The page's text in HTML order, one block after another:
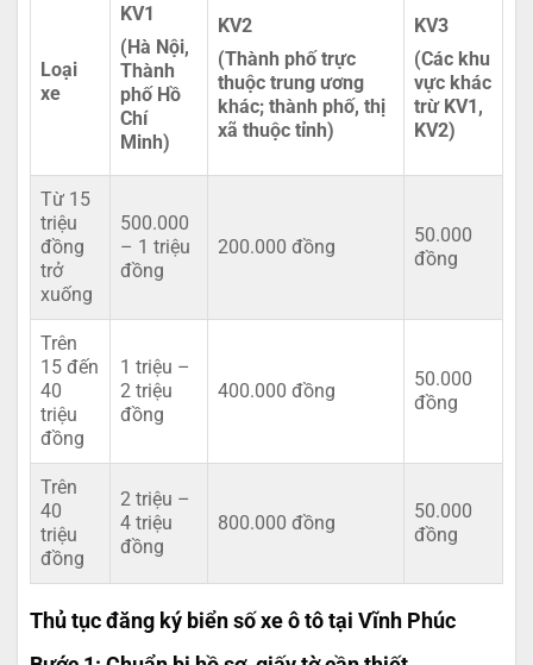
Loại
xe
KV1
(Hà Nội,
Thành
phố Hồ
Chí
Minh)
KV2
(Thành phố trực
thuộc trung ương
khác; thành phố, thị
xã thuộc tỉnh)
KV3
(Các khu
vực khác
trừ KV1,
KV2)
Từ 15
triệu
đồng
trở
xuống
500.000
– 1 triệu
đồng
200.000 đồng
50.000
đồng
Trên
15 đến
40
triệu
đồng
1 triệu –
2 triệu
đồng
400.000 đồng
50.000
đồng
Trên
40
triệu
đồng
2 triệu –
4 triệu
đồng
800.000 đồng
50.000
đồng
Thủ tục đăng ký biển số xe ô tô tại Vĩnh Phúc